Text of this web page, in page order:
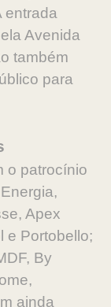
entrada
Avenida
também
para
o patrocínio
Apex
e Portobello;
By
ainda